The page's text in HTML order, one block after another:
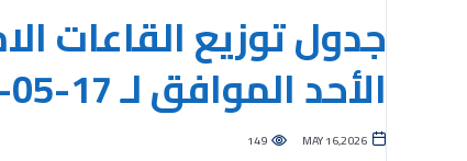
جدول توزيع القاعات
الأحد الموافق لـ 17-05-2026
MAY 16,2026
149